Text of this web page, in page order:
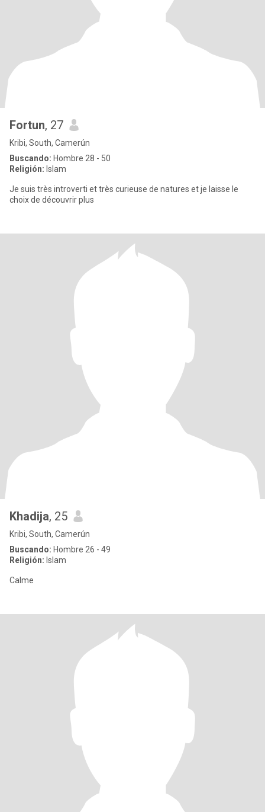
Fortun, 27
Kribi, South, Camerún
Buscando: Hombre 28 - 50
Religión: Islam
Je suis très introverti et très curieuse de natures et je laisse le
choix de découvrir plus
Khadija, 25
Kribi, South, Camerún
Buscando: Hombre 26 - 49
Religión: Islam
Calme